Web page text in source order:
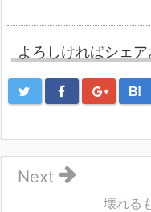
よろしければシェ
B!
壊れる
Next